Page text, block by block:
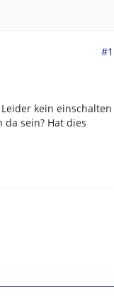
#1
kein einschalten
sein? Hat dies